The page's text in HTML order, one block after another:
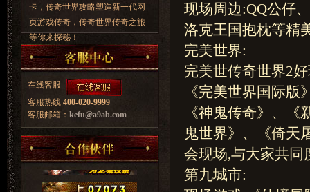
卡，传奇世界攻略塑造新一代网
页游戏传奇，传奇世界传奇之旅
等你来探秘！
在线客服
客服热线 400-020-9999
客服邮箱： kefu@a9ab.com
现场周边:QQ公仔
洛克王国抱枕等精
完美世界:
完美世传奇世界2
《完美世界国际
《神鬼传奇》、
鬼世界》、《倚天
会现场,与大家共同
第九城市: